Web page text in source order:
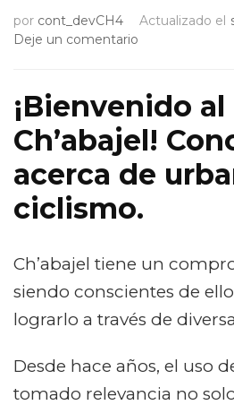
por cont_devCH4 Actualizado el
Deje un comentario
para
el
ciclismo
–
Blog
Ch’abajel
¡Bienvenido
Ch’abajel!
acerca de
ciclismo.
Ch’abajel tiene un
siendo conscientes de
lograrlo a través de
Desde hace años, el uso
tomado relevancia no